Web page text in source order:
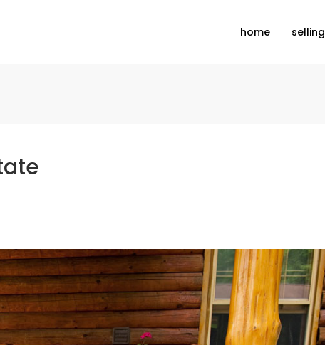
home selling